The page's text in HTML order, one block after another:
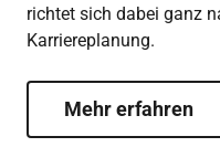
richtet sich dabei ganz
Karriereplanung.
Mehr erfahren